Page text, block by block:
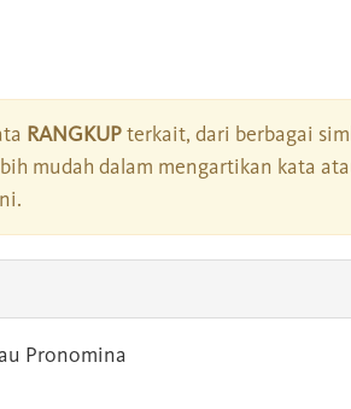
RANGKUPterkait, dari berbagai
mudah dalam mengartikan kata
Pronomina